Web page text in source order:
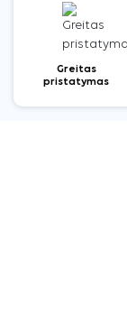
Greitas
pristatymas